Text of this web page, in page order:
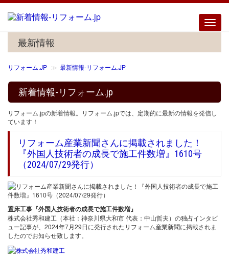
Toggle
最新情報
リフォーム.JP 最新情報‐リフォーム.JP
新着情報-リフォーム.jp
リフォーム.jpの新着情報。リフォーム.jpでは、定期的に最新の情報を発信し
ています！
リフォーム産業新聞さんに掲載されました！
『外国人技術者の成長で施工件数増』1610号
（2024/07/29発行）
置床工事『外国人技術者の成長で施工件数増』
株式会社秀和建工（本社：神奈川県大和市 代表：中山哲夫）の独占インタビ
ュー記事が、2024年7月29日に発行されたリフォーム産業新聞に掲載されま
したのでお知らせ致します。